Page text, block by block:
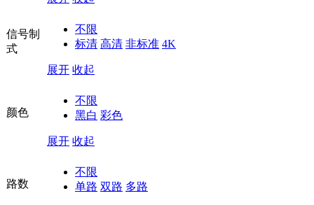
信号制
式
不限
标清 高清 非标准 4K
展开 收起
颜色
不限
黑白 彩色
展开 收起
路数
不限
单路 双路 多路